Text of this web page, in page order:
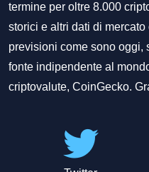
termine per oltre 8.000
storici e altri dati di
previsioni come sono oggi,
fonte indipendente al
criptovalute, CoinGecko.